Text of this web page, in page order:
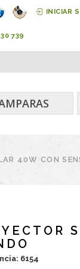
INICIAR
739
40W CON
6154